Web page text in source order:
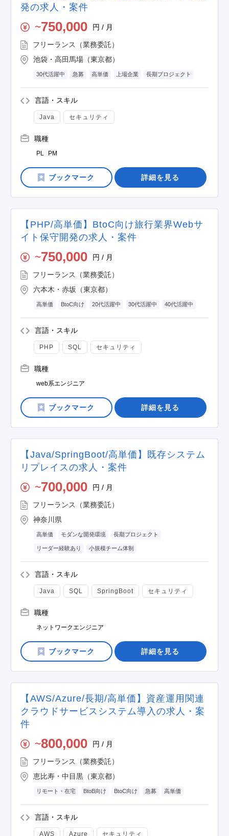
発の求人・案件
〜750,000 円 / 月
フリーランス（業務委託）
池袋・高田馬場（東京都）
30代活躍中 急募 高単価 上場企業 長期プロジェクト
言語・スキル
Java セキュリティ
職種
PL PM
詳細を見る
【PHP/高単価】BtoC向け旅行業界Webサ
イト保守開発の求人・案件
〜750,000 円 / 月
フリーランス（業務委託）
六本木・赤坂（東京都）
高単価 BtoC向け 20代活躍中 30代活躍中 40代活躍中
言語・スキル
PHP SQL セキュリティ
職種
web系エンジニア
詳細を見る
【Java/SpringBoot/高単価】既存システム
リプレイスの求人・案件
〜700,000 円 / 月
フリーランス（業務委託）
神奈川県
高単価 モダンな開発環境 長期プロジェクト
リーダー経験あり 小規模チーム体制
言語・スキル
Java SQL SpringBoot セキュリティ
職種
ネットワークエンジニア
詳細を見る
【AWS/Azure/長期/高単価】資産運用関連
クラウドサービスシステム導入の求人・案
件
〜800,000 円 / 月
フリーランス（業務委託）
恵比寿・中目黒（東京都）
リモート・在宅 BtoB向け BtoC向け 急募 高単価
言語・スキル
AWS Azure セキュリティ